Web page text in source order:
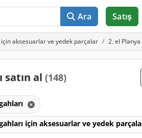
Ara Satış
aksesuarlar ve yedek parçalar 2. el Planya
satın al (148)
için aksesuarlar ve yedek